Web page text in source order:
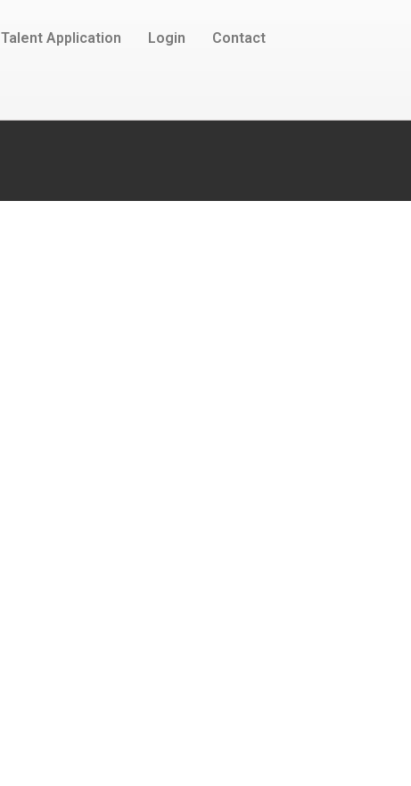
Talent Application Login Contact